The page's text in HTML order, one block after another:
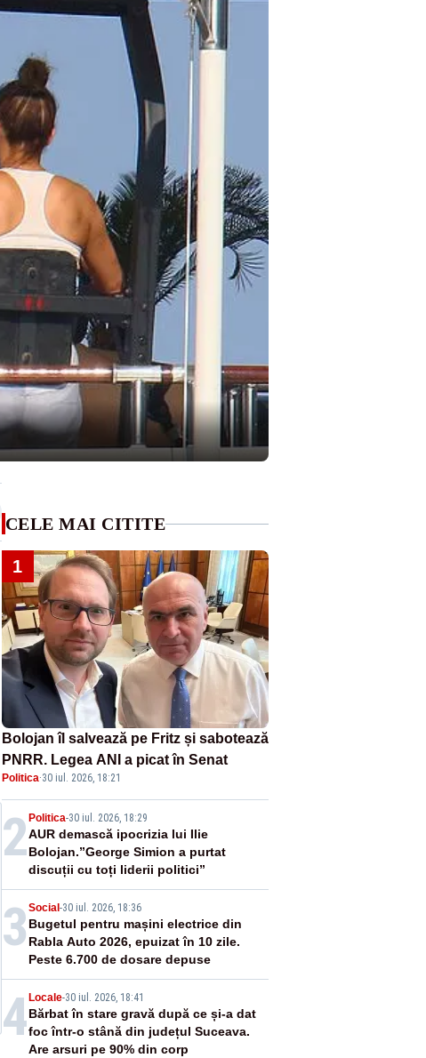
CELE MAI CITITE
1
Bolojan îl salvează pe Fritz și sabotează
PNRR. Legea ANI a picat în Senat
Politica·30 iul. 2026, 18:21
2 Politica-30 iul. 2026, 18:29
AUR demască ipocrizia lui Ilie
Bolojan.”George Simion a purtat
discuții cu toți liderii politici”
3 Social -30 iul. 2026, 18:36
Bugetul pentru mașini electrice din
Rabla Auto 2026, epuizat în 10 zile.
Peste 6.700 de dosare depuse
4 Locale-30 iul. 2026, 18:41
Bărbat în stare gravă după ce și-a dat
foc într-o stână din județul Suceava.
Are arsuri pe 90% din corp